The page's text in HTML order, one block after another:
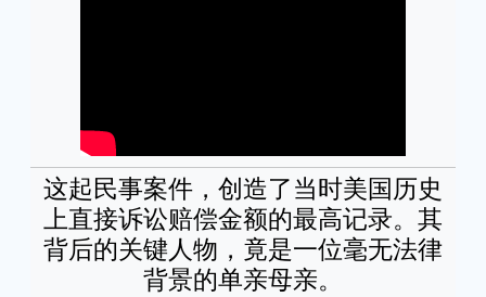
这起民事案件，创造了当时美国历史
上直接诉讼赔偿金额的最高记录。其
背后的关键人物，竟是一位毫无法律
背景的单亲母亲。